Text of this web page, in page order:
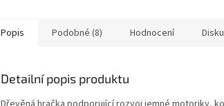
Popis Podobné (8) Hodnocení
Detailní popis produktu